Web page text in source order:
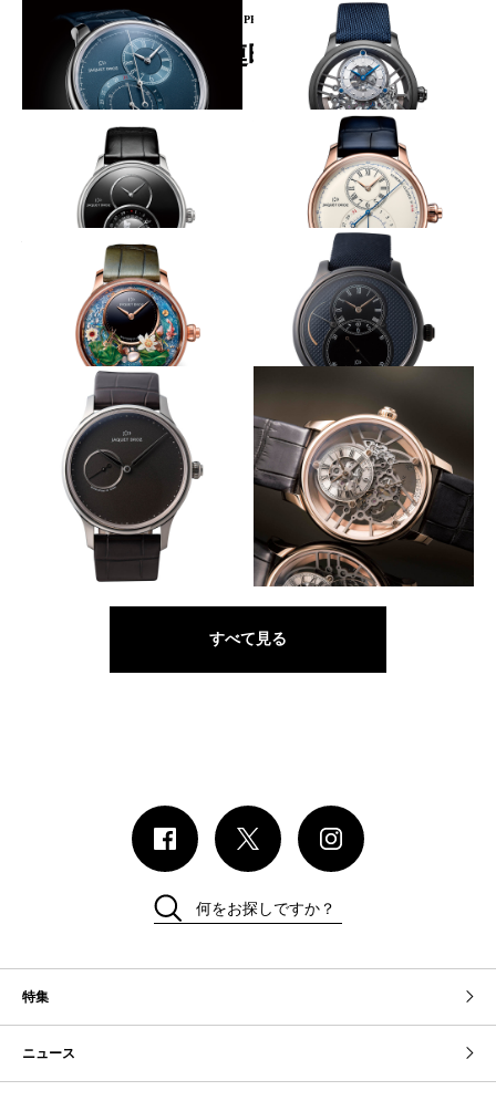
PICKUP PRODUCT
関連時計
JAQUET DROZ
グラン・セコンド オフセンタ
ー クロノグラフ ブルー
硬質素材で包むスケルトン
JAQUET DROZ
グラン・セコンド スケルトン
セラミック
JAQUET DROZ
グラン・セコンド デュアルタ
イム オニキス
上質な文字盤に潜めたクロノ
JAQUET DROZ
グラン・セコンド クロノグラ
フ アイボリーエナメル
蓮の花が咲く池を優雅に泳ぐ鯉
JAQUET DROZ
マジック・ロータス・オートマ
ダイヤルもセラミックに
グラン・セコンド パワーリザ
ーブ ブラックセラミック ク
ル・ド・パリ
上質なエントリー機
JAQUET DROZ
グラン・ウール ミニット
工芸技巧を駆使し古典的佇まいに
JAQUET DROZ
グラン・セコンド スケルトン
レッドゴールド サファイア
すべて見る
特集
ニュース
何をお探しですか？